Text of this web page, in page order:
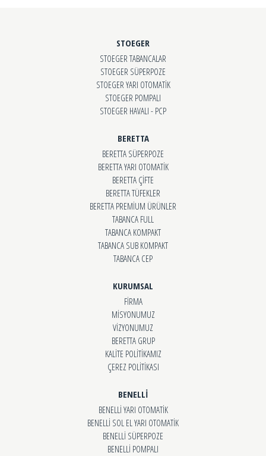
STOEGER
STOEGER TABANCALAR
STOEGER SÜPERPOZE
STOEGER YARI OTOMATİK
STOEGER POMPALI
STOEGER HAVALI - PCP
BERETTA
BERETTA SÜPERPOZE
BERETTA YARI OTOMATİK
BERETTA ÇİFTE
BERETTA TÜFEKLER
BERETTA PREMİUM ÜRÜNLER
TABANCA FULL
TABANCA KOMPAKT
TABANCA SUB KOMPAKT
TABANCA CEP
KURUMSAL
FİRMA
MİSYONUMUZ
VİZYONUMUZ
BERETTA GRUP
KALİTE POLİTİKAMIZ
ÇEREZ POLİTİKASI
BENELLİ
BENELLİ YARI OTOMATİK
BENELLİ SOL EL YARI OTOMATİK
BENELLİ SÜPERPOZE
BENELLİ POMPALI